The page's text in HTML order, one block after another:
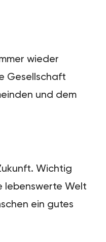
wieder
Gesellschaft
und dem
Wichtig
lebenswerte Welt
ein gutes